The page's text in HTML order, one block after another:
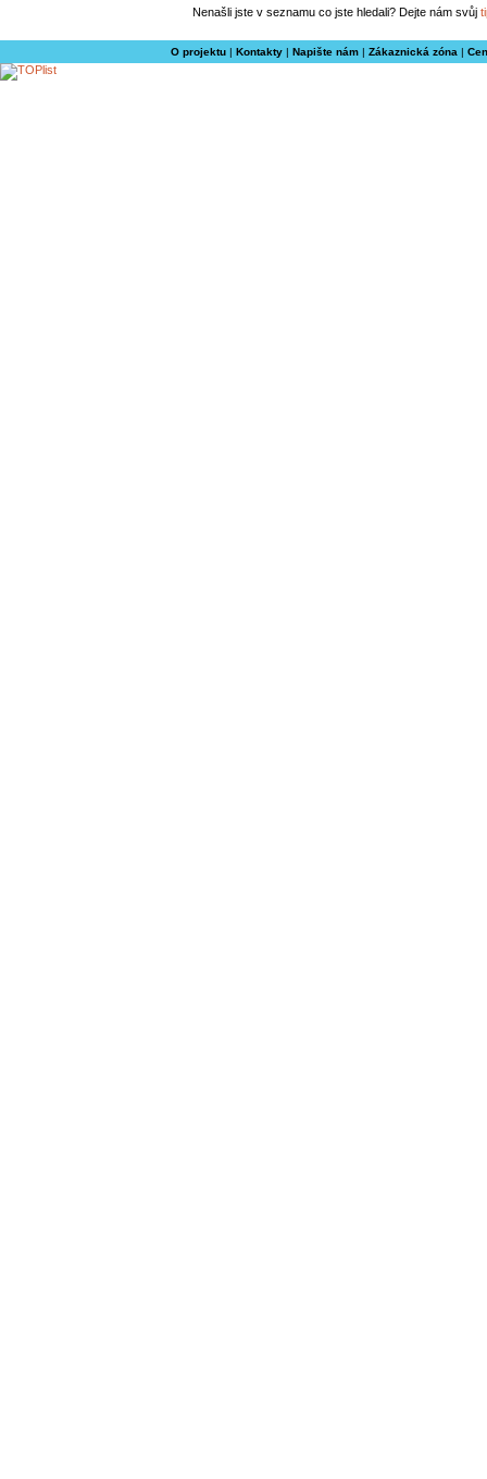
Nenašli jste v seznamu co jste hledali? Dejte nám svůj
O projektu| Kontakty| Napište nám| Zákaznická zóna |